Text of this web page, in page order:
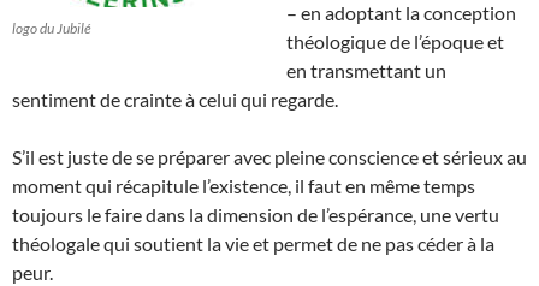
logo du Jubilé
– en adoptant la conception
théologique de l’époque et
en transmettant un
sentiment de crainte à celui qui regarde.
S’il est juste de se préparer avec pleine conscience et sérieux au
moment qui récapitule l’existence, il faut en même temps
toujours le faire dans la dimension de l’espérance, une vertu
théologale qui soutient la vie et permet de ne pas céder à la
peur.